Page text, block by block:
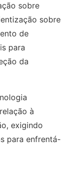
sobre
sobre
de
para
da
à
exigindo
para enfrentá-